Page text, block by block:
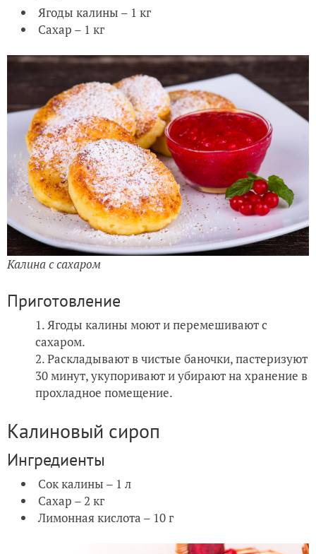
Ягоды калины – 1 кг
Сахар – 1 кг
Калина с сахаром
Приготовление
Ягоды калины моют и перемешивают с
сахаром.
Раскладывают в чистые баночки, пастеризуют
30 минут, укупоривают и убирают на хранение в
прохладное помещение.
Калиновый сироп
Ингредиенты
Сок калины – 1 л
Сахар – 2 кг
Лимонная кислота – 10 г